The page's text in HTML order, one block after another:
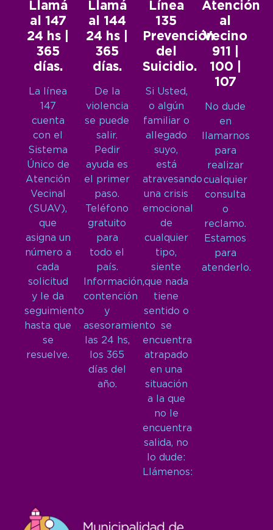
Llamá
al 147
24 hs |
365
días.
La línea
147
cuenta
con el
Sistema
Único de
Atención
Vecinal
(SUAV),
que
asigna un
número a
cada
solicitud
y le da
seguimiento
hasta que
se
resuelve.
Llamá
al 144
24 hs |
365
días.
De la
violencia
se puede
salir.
Pedir
ayuda es
el primer
paso.
Teléfono
gratuito
para
todo el
país.
Información,
contención
y
asesoramiento
las 24 hs,
los 365
días del
año.
Línea
135
Prevención
del
Suicidio.
Si Usted,
o algún
familiar o
allegado
suyo,
está
atravesando
una crisis
emocional
de
cualquier
tipo,
siente
que nada
tiene
sentido o
se
encuentra
atrapado
en una
situación
a la que
no le
encuentra
salida, no
lo dude:
Llámenos:
Atención
al
Vecino
911 |
100 |
107
No dude
en
llamarnos
para
realizar
cualquier
consulta
o
reclamo.
Estamos
para
atenderlo.